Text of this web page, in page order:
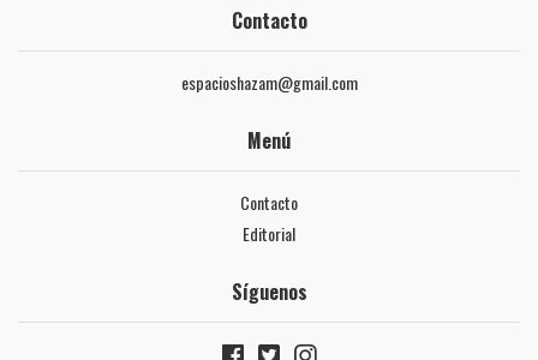
Contacto
espacioshazam@gmail.com
Menú
Contacto
Editorial
Síguenos